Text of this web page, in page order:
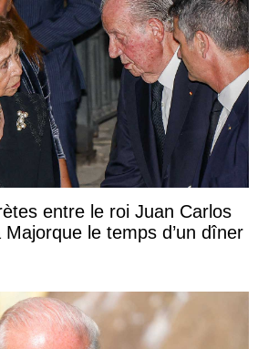
entre le roi Juan Carlos
le temps d’un dîner